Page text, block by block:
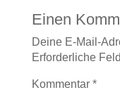
Einen
Deine E-Mail-
Erforderliche
Kommentar *